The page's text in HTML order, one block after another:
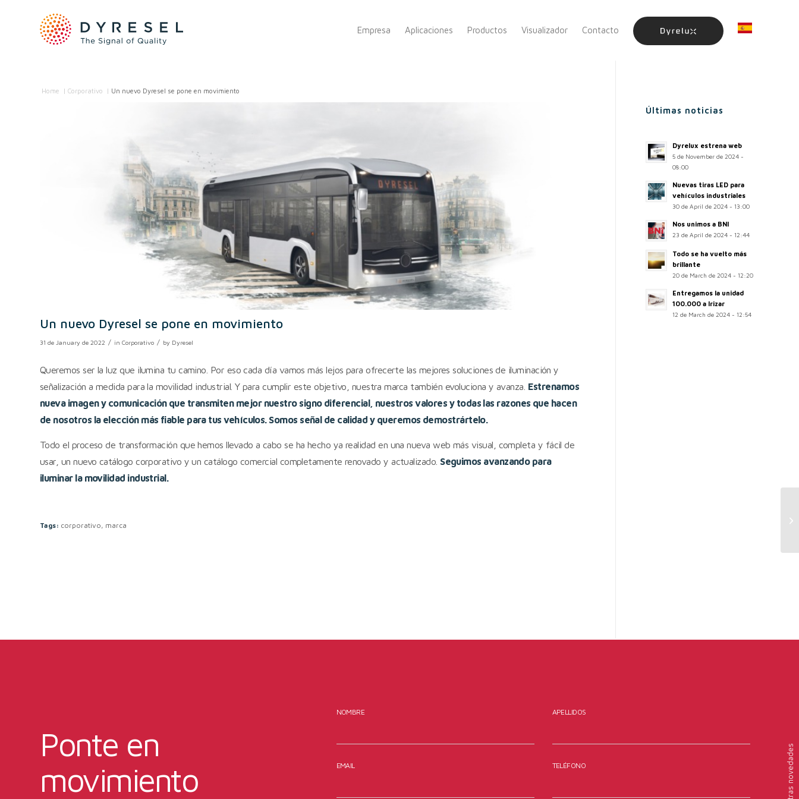
Empresa Aplicaciones Productos Visualizador Contacto
Home /Corporativo Un nuevo Dyresel se pone en movimiento
Un nuevo Dyresel se pone en movimiento
31 de January de 2022 / in Corporativo / by Dyresel
Queremos ser la luz que ilumina tu camino. Por eso cada día vamos más lejos para ofrecerte las mejores soluciones de iluminación y
señalización a medida para la movilidad industrial. Y para cumplir este objetivo, nuestra marca también evoluciona y avanza. Estrenamos
nueva imagen y comunicación que transmiten mejor nuestro signo diferencial, nuestros valores y todas las razones que hacen
de nosotros la elección más fiable para tus vehículos. Somos señal de calidad y queremos demostrártelo.
Todo el proceso de transformación que hemos llevado a cabo se ha hecho ya realidad en una nueva web más visual, completa y fácil de
usar, un nuevo catálogo corporativo y un catálogo comercial completamente renovado y actualizado. Seguimos avanzando para
iluminar la movilidad industrial.
Tags: corporativo, marca
Últimas noticias
Dyrelux estrena web
5 de November de 2024 -
08:00
Nuevas tiras LED para
vehículos industriales
30 de April de 2024 - 13:00
Nos unimos a BNI
23 de April de 2024 - 12:44
Todo se ha vuelto más
brillante
20 de March de 2024 - 12:20
Entregamos la unidad
100.000 a Irizar
12 de March de 2024 - 12:54
nuestras novedades
Ponte en
movimiento
NOMBRE APELLIDOS
EMAIL TELÉFONO